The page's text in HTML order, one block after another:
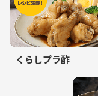
くらしプラ酢